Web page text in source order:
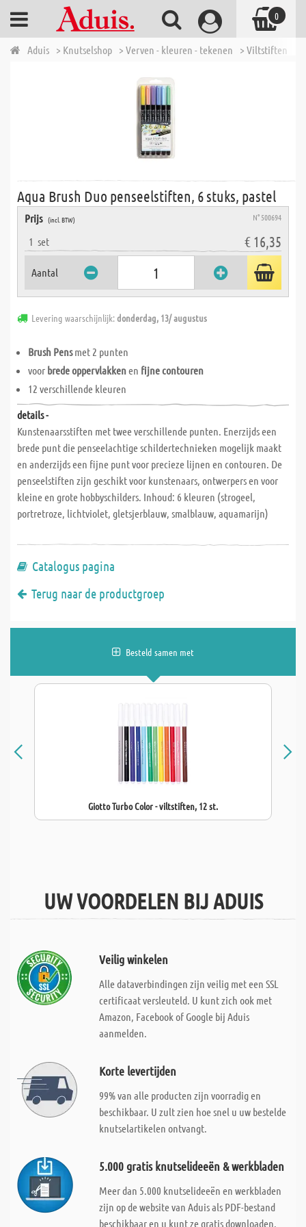
Aduis > Knutselshop > Verven - kleuren - tekenen > Viltstiften
Aqua Brush Duo penseelstiften, 6 stuks, pastel
Prijs (incl. BTW) N° 500694
1 set € 16,35
Aantal
Levering waarschijnlijk:donderdag, 13/ augustus
Brush Pensmet 2 punten
voor brede oppervlakkenen fijne contouren
12 verschillende kleuren
details -
Kunstenaarsstiften met twee verschillende punten. Enerzijds een
brede punt die penseelachtige schildertechnieken mogelijk maakt
en anderzijds een fijne punt voor precieze lijnen en contouren. De
penseelstiften zijn geschikt voor kunstenaars, ontwerpers en voor
kleine en grote hobbyschilders. Inhoud: 6 kleuren (strogeel,
portretroze, lichtviolet, gletsjerblauw, smalblauw, aquamarijn)
Catalogus pagina
Terug naar de productgroep
Besteld samen met
Giotto Turbo Color - viltstiften, 12 st.
UW VOORDELEN BIJ ADUIS
Veilig winkelen
Alle dataverbindingen zijn veilig met een SSL
certificaat versleuteld. U kunt zich ook met
Amazon, Facebook of Google bij Aduis
aanmelden.
Korte levertijden
99% van alle producten zijn voorradig en
beschikbaar. U zult zien hoe snel u uw bestelde
knutselartikelen ontvangt.
5.000 gratis knutselideeën & werkbladen
Meer dan 5.000 knutselideeën en werkbladen
zijn op de website van Aduis als PDF-bestand
beschikbaar en u kunt ze gratis downloaden.
0